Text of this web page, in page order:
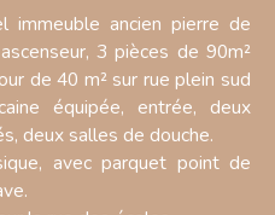
ancien pierre de
3 pièces de 90m²
de 40 m² sur rue plein sud
équipée, entrée, deux
deux salles de douche.
avec parquet point de